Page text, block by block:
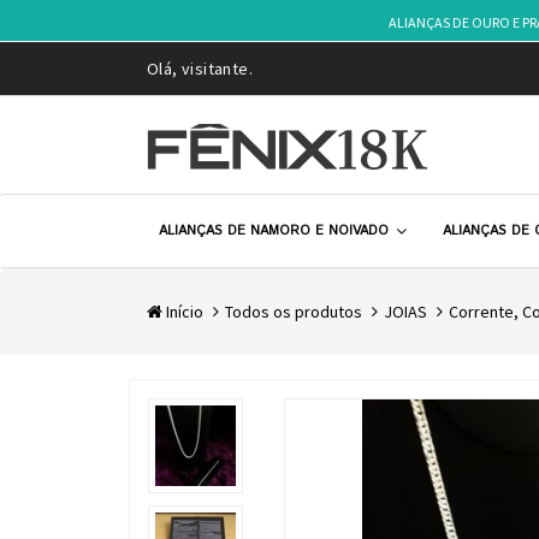
ALIANÇAS DE OURO E
Olá, visitante.
ALIANÇAS DE NAMORO E NOIVADO ALIANÇAS DE
Início Todos os produtos JOIAS Corrente,